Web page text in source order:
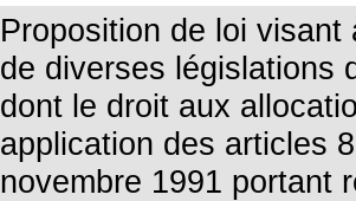
Proposition de loi
de diverses législations
dont le droit aux
application des articles
novembre 1991 portant